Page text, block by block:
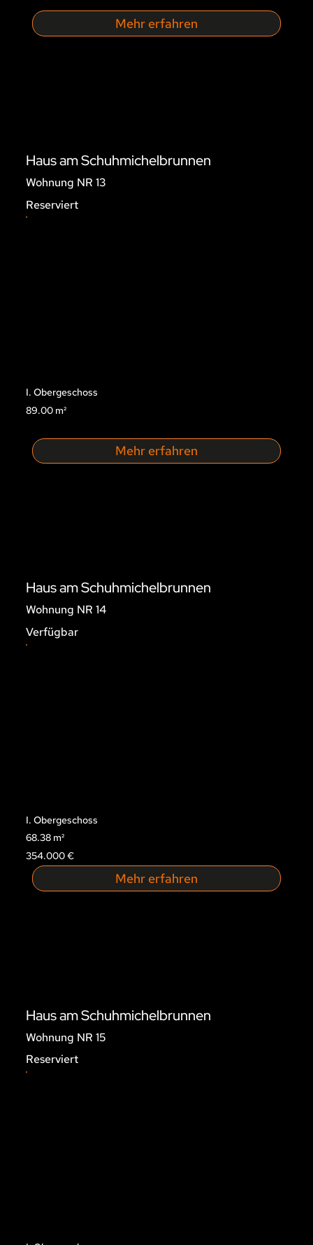
Mehr erfahren
Haus am Schuhmichelbrunnen
Wohnung NR 13
Reserviert
I. Obergeschoss
89.00 m²
Mehr erfahren
Haus am Schuhmichelbrunnen
Wohnung NR 14
Verfügbar
I. Obergeschoss
68.38 m²
354.000 €
Mehr erfahren
Haus am Schuhmichelbrunnen
Wohnung NR 15
Reserviert